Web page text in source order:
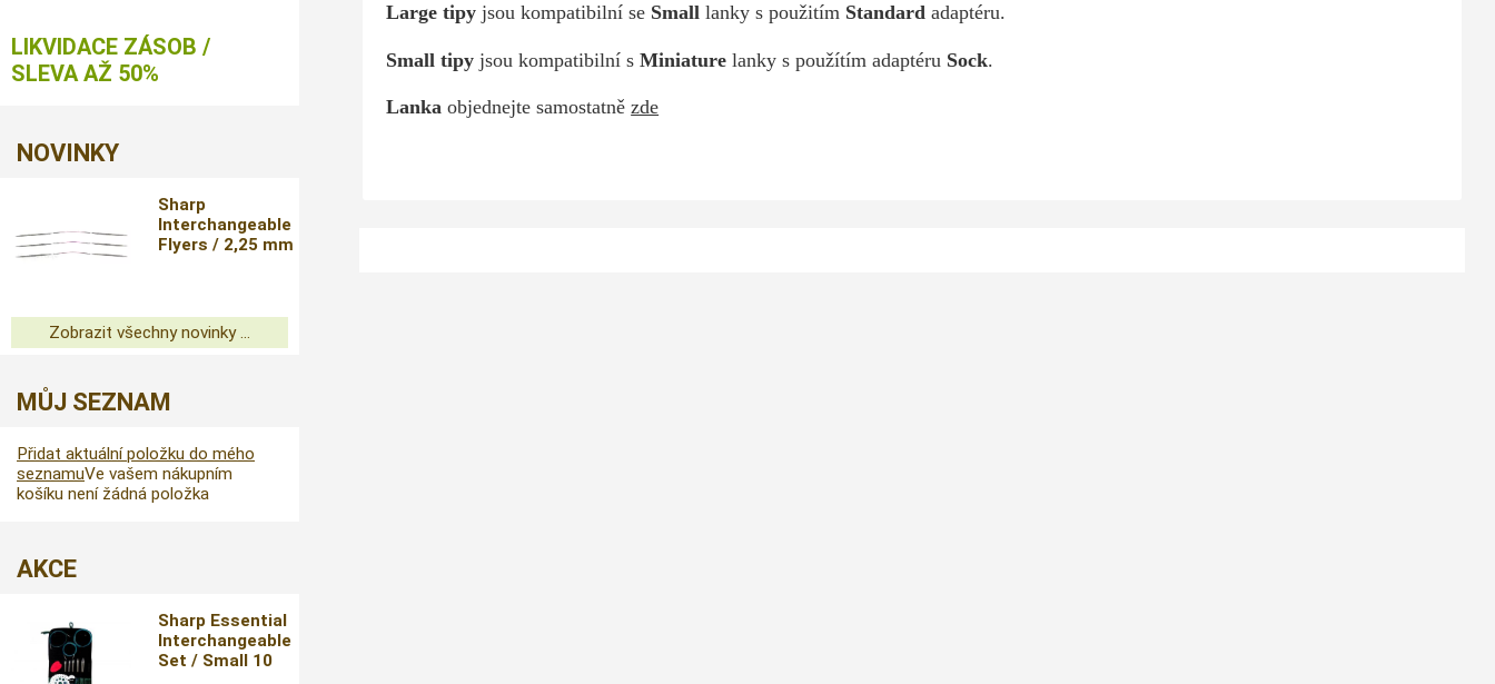
Large tipyjsou kompatibilní se Small lanky s použitím Standard adaptéru.
Small tipy jsou kompatibilní sMiniature lanky s použítím adaptéru Sock.
Lanka objednejte samostatnězde
LIKVIDACE ZÁSOB /
SLEVA AŽ 50%
NOVINKY
Sharp
Interchangeable
Flyers / 2,25 mm
Zobrazit všechny novinky ...
MŮJ SEZNAM
Přidat aktuální položku do mého
seznamuVe vašem nákupním
košíku není žádná položka
AKCE
Sharp Essential
Interchangeable
Set / Small 10